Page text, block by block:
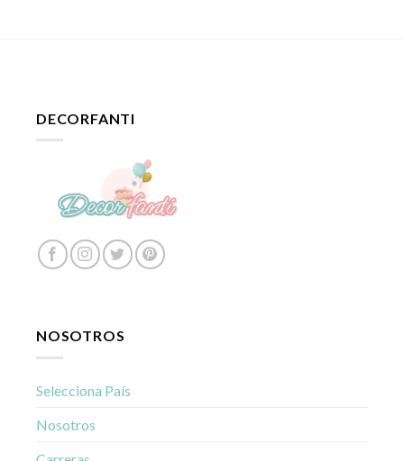
DECORFANTI
NOSOTROS
Selecciona País
Nosotros